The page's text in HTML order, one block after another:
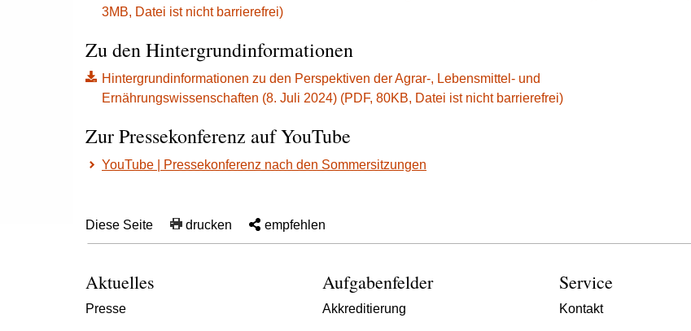
3MB, Datei ist nicht barrierefrei)
Zu den Hintergrundinformationen
Hintergrundinformationen zu den Perspektiven der Agrar-, Lebensmittel- und
Ernährungswissenschaften (8. Juli 2024) (PDF, 80KB, Datei ist nicht barrierefrei)
Zur Pressekonferenz auf YouTube
YouTube | Pressekonferenz nach den Sommersitzungen
Diese Seite drucken empfehlen
Aktuelles
Presse
Aufgabenfelder
Akkreditierung
Service
Kontakt